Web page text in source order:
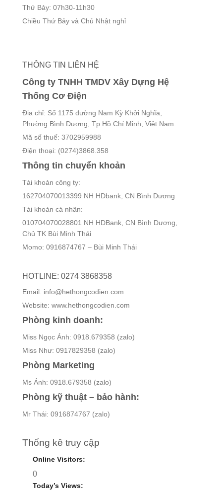
Thứ Bảy: 07h30-11h30
Chiều Thứ Bảy và Chủ Nhật nghỉ
THÔNG TIN LIÊN HỆ
Công ty TNHH TMDV Xây Dựng Hệ
Thống Cơ Điện
Địa chỉ: Số 1175 đường Nam Kỳ Khởi Nghĩa,
Phường Bình Dương, Tp.Hồ Chí Minh, Việt Nam.
Mã số thuế: 3702959988
Điện thoại: (0274)3868.358
Thông tin chuyển khoản
Tài khoản công ty:
162704070013399 NH HDbank, CN Bình Dương
Tài khoản cá nhân:
010704070028801 NH HDBank, CN Bình Dương,
Chủ TK Bùi Minh Thái
Momo: 0916874767 – Bùi Minh Thái
HOTLINE: 0274 3868358
Email: info@hethongcodien.com
Website: www.hethongcodien.com
Phòng kinh doanh:
Miss Ngọc Ánh: 0918.679358 (zalo)
Miss Như: 0917829358 (zalo)
Phòng Marketing
Ms Ánh: 0918.679358 (zalo)
Phòng kỹ thuật – bảo hành:
Mr Thái: 0916874767 (zalo)
Thống kê truy cập
Online Visitors:
0
Today’s Views: